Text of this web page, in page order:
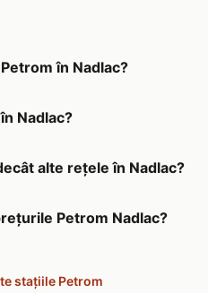
în Nadlac?
Nadlac?
alte rețele în Nadlac?
Petrom Nadlac?
stațiile Petrom